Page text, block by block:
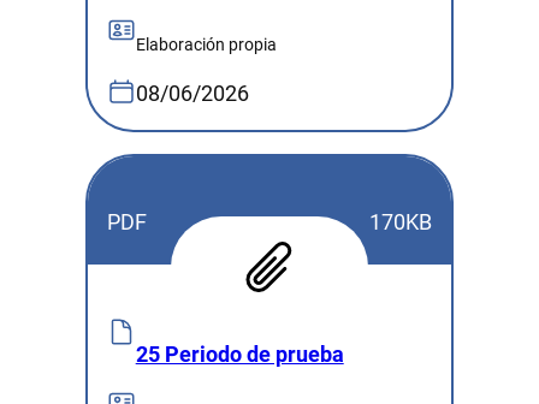
Elaboración propia
08/06/2026
PDF 170KB
25 Periodo de prueba